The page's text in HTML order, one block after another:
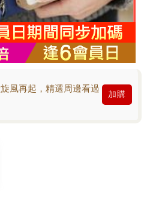
風再起，精選周邊看過
加購